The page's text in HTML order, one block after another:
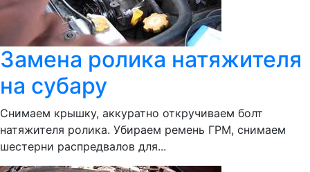
Замена ролика натяжителя
на субару
Снимаем крышку, аккуратно откручиваем болт
натяжителя ролика. Убираем ремень ГРМ, снимаем
шестерни распредвалов для...